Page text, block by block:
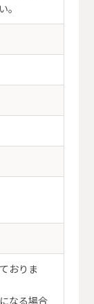
。
おりま
なる場合